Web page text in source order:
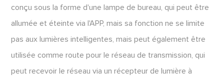
conçu sous la forme d'une lampe de bureau, qui peut être
allumée et éteinte via l'APP, mais sa fonction ne se limite
pas aux lumières intelligentes, mais peut également être
utilisée comme route pour le réseau de transmission, qui
peut recevoir le réseau via un récepteur de lumière à